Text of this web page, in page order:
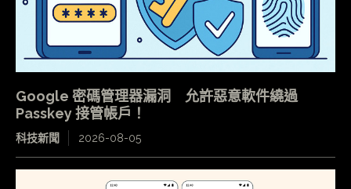
Google 密碼管理器漏洞 允許惡意軟件繞過
Passkey 接管帳戶！
科技新聞 2026-08-05